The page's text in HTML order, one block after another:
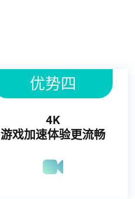
优势四
4K
游戏加速体验更流畅